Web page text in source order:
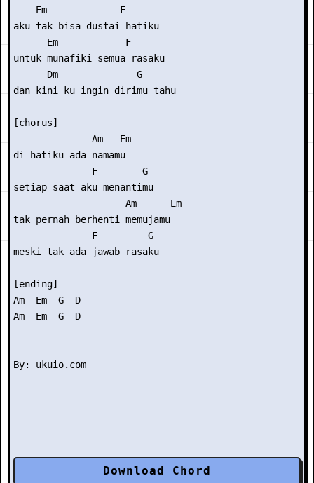
    Em             F
aku tak bisa dustai hatiku
      Em            F
untuk munafiki semua rasaku
      Dm              G
dan kini ku ingin dirimu tahu
[chorus]
              Am   Em
di hatiku ada namamu
              F        G
setiap saat aku menantimu
                    Am      Em
tak pernah berhenti memujamu
              F         G
meski tak ada jawab rasaku
[ending]
Am  Em  G  D
Am  Em  G  D
Download Chord